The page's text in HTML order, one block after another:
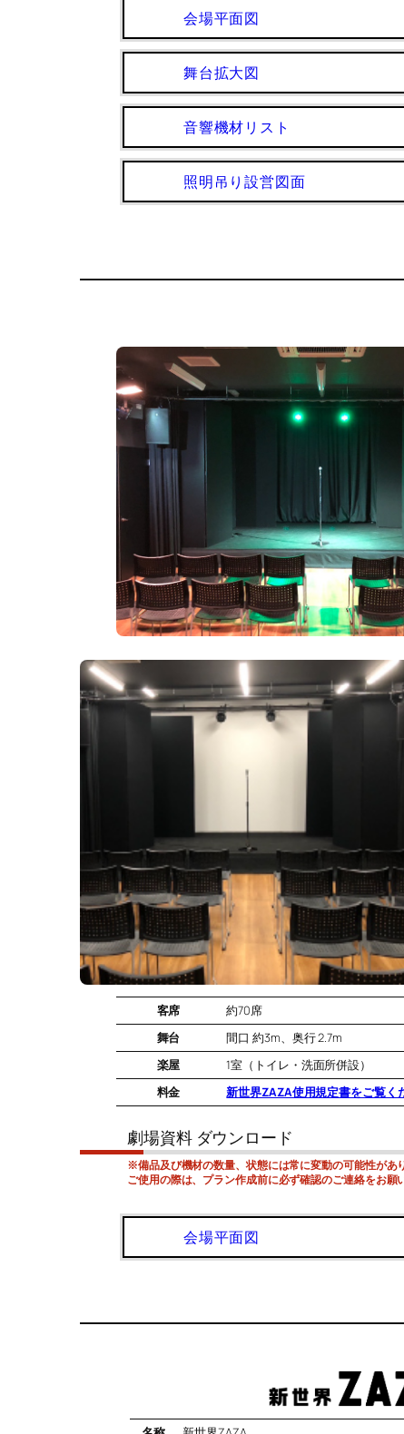
会場平面図
舞台拡大図
音響機材リスト
照明吊り設営図面
客席
約70席
舞台
間口 約3m、奥行 2.7m
楽屋
1室（トイレ・洗面所併設）
料金
新世界ZAZA使用規定書をご覧く
劇場資料 ダウンロード
※備品及び機材の数量、状態には常に変動の可能性があ
ご使用の際は、プラン作成前に必ず確認のご連絡をお願
会場平面図